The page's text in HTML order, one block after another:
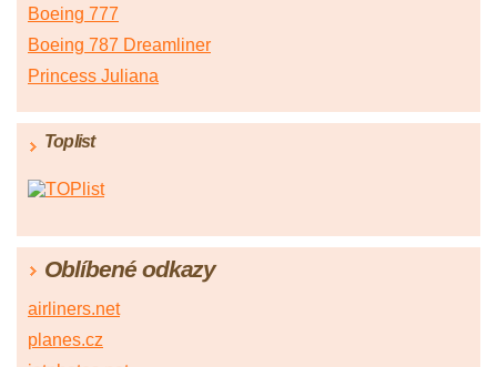
Boeing 777
Boeing 787 Dreamliner
Princess Juliana
Toplist
Oblíbené odkazy
airliners.net
planes.cz